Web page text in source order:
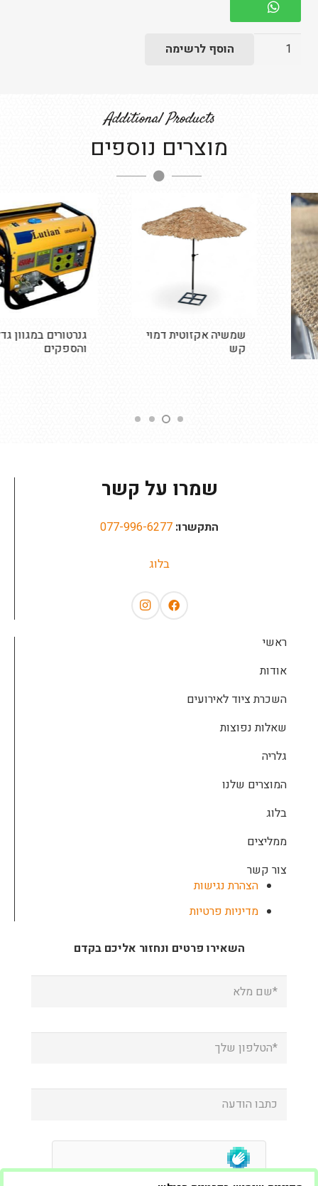
כמות
הוסף לרשימה
Additional Products
מוצרים נוספים
שמשיה אקזוטית דמוי גנרטורים במגוון גדלים
שמרו על קשר
התקשרו: 077-996-6277
בלוג
ראשי
אודות
השכרת ציוד לאירועים
שאלות נפוצות
גלריה
המוצרים שלנו
בלוג
ממליצים
צור קשר
הצהרת נגישות
מדיניות פרטיות
השאירו פרטים ונחזור אליכם בקדם